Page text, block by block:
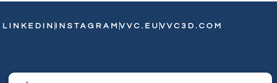
LINKEDIN INSTAGRAM VVC.EU VVC3D.COM